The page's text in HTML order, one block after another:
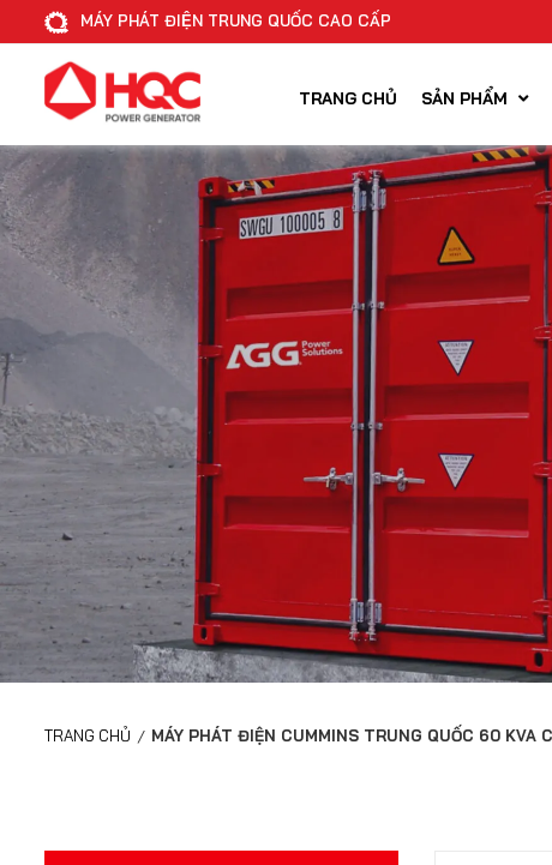
MÁY PHÁT ĐIỆN TRUNG QUỐC CAO CẤP
TRANG CHỦ SẢN PHẨM
TRANG CHỦ / MÁY PHÁT ĐIỆN CUMMINS TRUNG QUỐC 60